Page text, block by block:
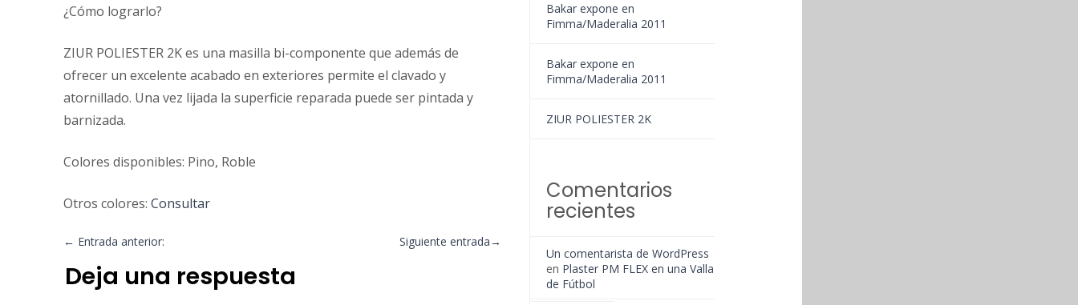
¿Cómo lograrlo?
ZIUR POLIESTER 2K es una masilla bi-componente que además de
ofrecer un excelente acabado en exteriores permite el clavado y
atornillado. Una vez lijada la superficie reparada puede ser pintada y
barnizada.
Colores disponibles: Pino, Roble
Otros colores: Consultar
← Entrada anterior: Siguiente entrada→
Deja una respuesta
Bakar expone en
Fimma/Maderalia 2011
Bakar expone en
Fimma/Maderalia 2011
ZIUR POLIESTER 2K
Comentarios
recientes
Un comentarista de WordPress
en Plaster PM FLEX en una Valla
de Fútbol